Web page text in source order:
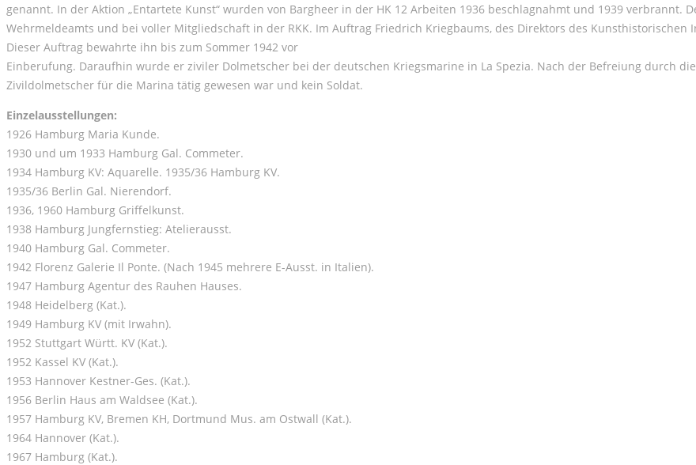
genannt. In der Aktion „Entartete Kunst“ wurden von Bargheer in der HK 12 Arbeiten 1936 beschlagnahmt und 1939 verbrannt.
Wehrmeldeamts und bei voller Mitgliedschaft in der RKK. Im Auftrag Friedrich Kriegbaums, des Direktors des
Dieser Auftrag bewahrte ihn bis zum Sommer 1942 vor
Einberufung. Daraufhin wurde er ziviler Dolmetscher bei der deutschen Kriegsmarine in La Spezia. Nach der Befreiung durch
Zivildolmetscher für die Marina tätig gewesen war und kein Soldat.
Einzelausstellungen:
1926 Hamburg Maria Kunde.
1930 und um 1933 Hamburg Gal. Commeter.
1934 Hamburg KV: Aquarelle. 1935/36 Hamburg KV.
1935/36 Berlin Gal. Nierendorf.
1936, 1960 Hamburg Griffelkunst.
1938 Hamburg Jungfernstieg: Atelierausst.
1940 Hamburg Gal. Commeter.
1942 Florenz Galerie Il Ponte. (Nach 1945 mehrere E-Ausst. in Italien).
1947 Hamburg Agentur des Rauhen Hauses.
1948 Heidelberg (Kat.).
1949 Hamburg KV (mit Irwahn).
1952 Stuttgart Württ. KV (Kat.).
1952 Kassel KV (Kat.).
1953 Hannover Kestner-Ges. (Kat.).
1956 Berlin Haus am Waldsee (Kat.).
1957 Hamburg KV, Bremen KH, Dortmund Mus. am Ostwall (Kat.).
1964 Hannover (Kat.).
1967 Hamburg (Kat.).